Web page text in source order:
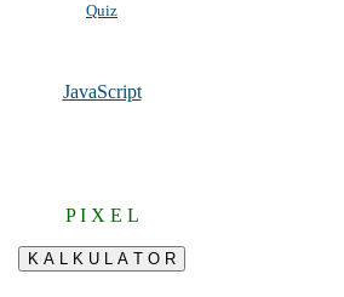
Quiz
JavaScript
P I X E L